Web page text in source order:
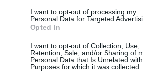
I want to opt-out of processing my
Personal Data for Targeted
Opted In
I want to opt-out of Collection, Use,
Retention, Sale, and/or Sharing of
Personal Data that Is Unrelated
Purposes for which it was collected.